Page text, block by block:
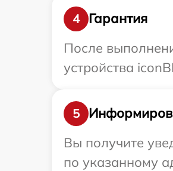
4
Гарантия
После
устройства
5
Вы получите
по указанному